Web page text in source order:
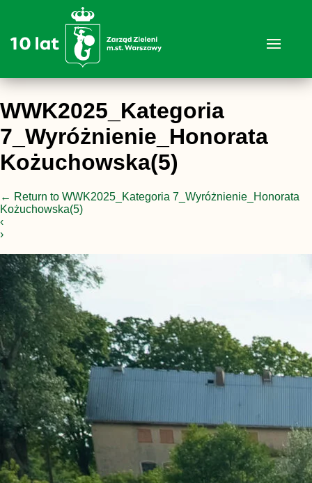
WWK2025_Kategoria
7_Wyróżnienie_Honorata
Kożuchowska(5)
← Return to WWK2025_Kategoria 7_Wyróżnienie_Honorata
Kożuchowska(5)
‹
›